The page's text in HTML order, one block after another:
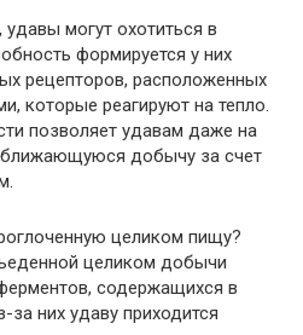
удавы могут охотиться в
формируется у них
рецепторов, расположенных
которые реагируют на тепло.
позволяет удавам даже на
добычу за счет
целиком пищу?
целиком добычи
содержащихся в
них удаву приходится